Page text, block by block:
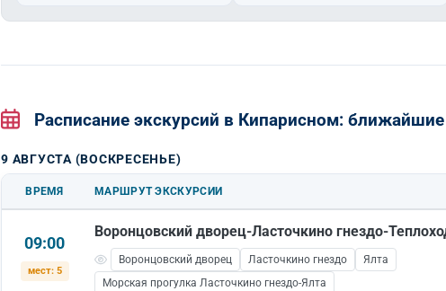
Расписание экскурсий в Кипарисном:
9 АВГУСТА (ВОСКРЕСЕНЬЕ)
ВРЕМЯ МАРШРУТ ЭКСКУРСИИ
09:00
мест: 5
Воронцовский дворец-Ласточкино гнездо-
Воронцовский дворец Ласточкино гнездо
Ялта
Морская прогулка Ласточкино гнездо-Ялта